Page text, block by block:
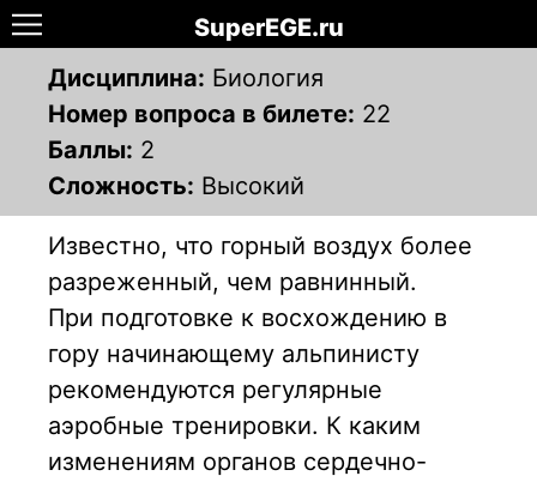
SuperEGE.ru
Дисциплина: Биология
Номер вопроса в билете: 22
Баллы: 2
Сложность: Высокий
Известно, что горный воздух более
разреженный, чем равнинный.
При подготовке к восхождению в
гору начинающему альпинисту
рекомендуются регулярные
аэробные тренировки. К каким
изменениям органов сердечно-